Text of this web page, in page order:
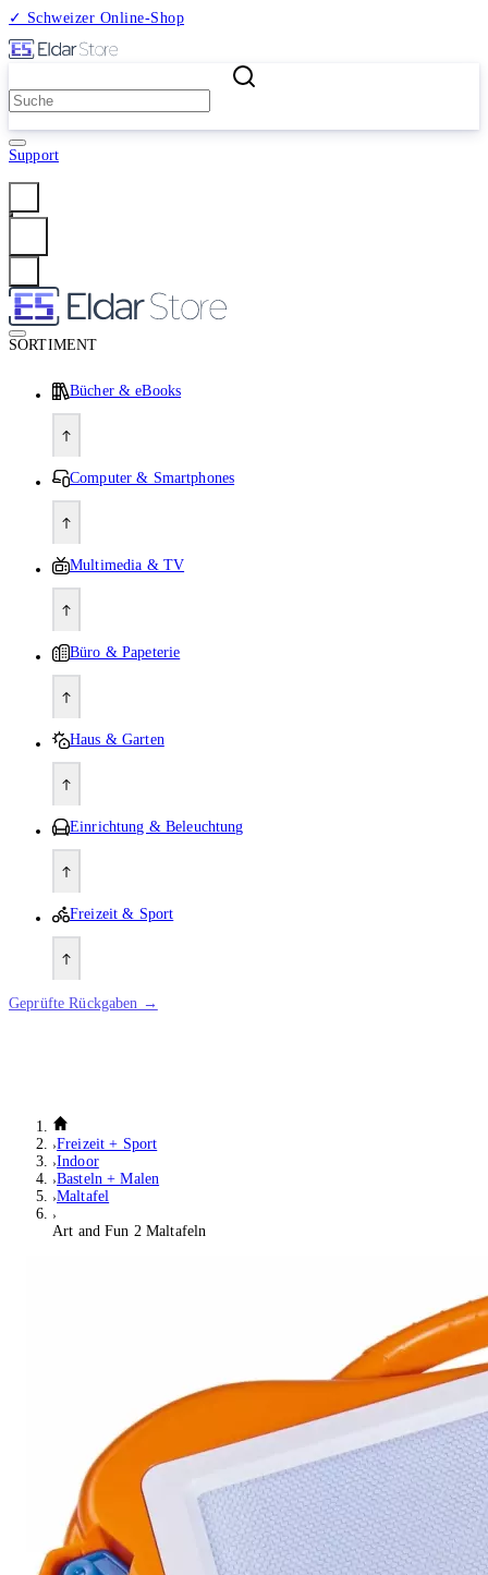
✓ Schweizer Online-Shop
Support
SORTIMENT
Bücher & eBooks
Computer & Smartphones
Multimedia & TV
Büro & Papeterie
Haus & Garten
Einrichtung & Beleuchtung
Freizeit & Sport
Geprüfte Rückgaben →
Freizeit + Sport
Indoor
Basteln + Malen
Maltafel
Art and Fun 2 Maltafeln